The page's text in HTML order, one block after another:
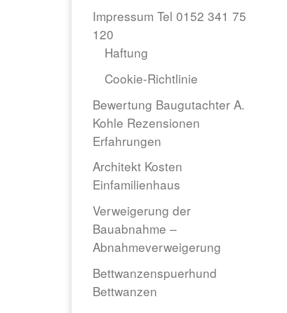
Impressum Tel 0152 341 75
120
Haftung
Cookie-Richtlinie
Bewertung Baugutachter A.
Kohle Rezensionen
Erfahrungen
Architekt Kosten
Einfamilienhaus
Verweigerung der
Bauabnahme –
Abnahmeverweigerung
Bettwanzenspuerhund
Bettwanzen